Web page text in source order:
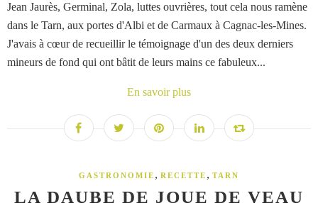
Jean Jaurès, Germinal, Zola, luttes ouvrières, tout cela nous ramène
dans le Tarn, aux portes d'Albi et de Carmaux à Cagnac-les-Mines.
J'avais à cœur de recueillir le témoignage d'un des deux derniers
mineurs de fond qui ont bâtit de leurs mains ce fabuleux...
En savoir plus
GASTRONOMIE , RECETTE , TARN
LA DAUBE DE JOUE DE VEAU